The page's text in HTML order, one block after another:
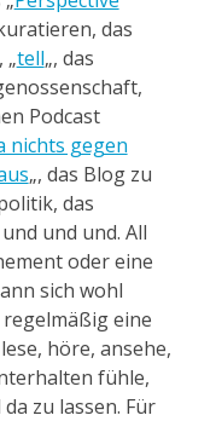
das
„tell„, das
Podcast
nichts gegen
„, das Blog zu
das
und und und. All
oder eine
sich wohl
eine
höre, ansehe,
fühle,
zu lassen. Für